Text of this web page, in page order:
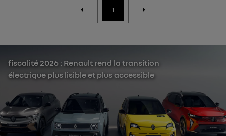
1
fiscalité 2026 : Renault rend la transition
électrique plus lisible et plus accessible